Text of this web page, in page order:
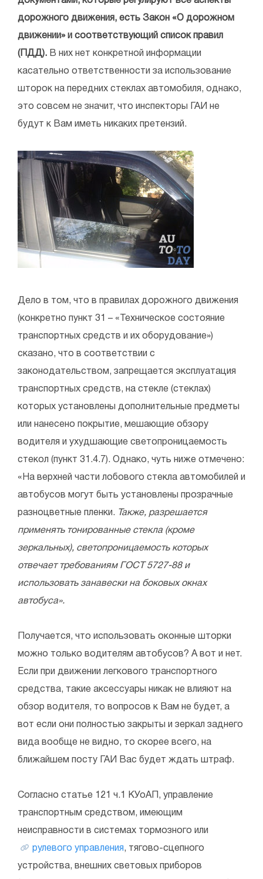
дорожного движения, есть Закон «О дорожном
движении» и соответствующий список правил
(ПДД). В них нет конкретной информации
касательно ответственности за использование
шторок на передних стеклах автомобиля, однако,
это совсем не значит, что инспекторы ГАИ не
будут к Вам иметь никаких претензий.
Дело в том, что в правилах дорожного движения
(конкретно пункт 31 – «Техническое состояние
транспортных средств и их оборудование»)
сказано, что в соответствии с
законодательством, запрещается эксплуатация
транспортных средств, на стекле (стеклах)
которых установлены дополнительные предметы
или нанесено покрытие, мешающие обзору
водителя и ухудшающие светопроницаемость
стекол (пункт 31.4.7). Однако, чуть ниже отмечено:
«На верхней части лобового стекла автомобилей и
автобусов могут быть установлены прозрачные
разноцветные пленки. Также, разрешается
применять тонированные стекла (кроме
зеркальных), светопроницаемость которых
отвечает требованиям ГОСТ 5727-88 и
использовать занавески на боковых окнах
автобуса».
Получается, что использовать оконные шторки
можно только водителям автобусов? А вот и нет.
Если при движении легкового транспортного
средства, такие аксессуары никак не влияют на
обзор водителя, то вопросов к Вам не будет, а
вот если они полностью закрыты и зеркал заднего
вида вообще не видно, то скорее всего, на
ближайшем посту ГАИ Вас будет ждать штраф.
Согласно статье 121 ч.1 КУоАП, управление
транспортным средством, имеющим
неисправности в системах тормозного или
рулевого управления , тягово-сцепного
устройства, внешних световых приборов